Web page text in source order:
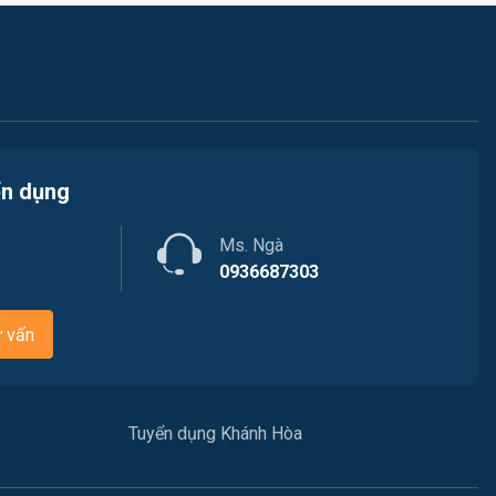
Nhà hàng / Khách sạn
Nông - Lâm - Thủy Sản
Việc làm Phường Cam Linh
Việc làm Xã Nam Cam Ranh
Việc làm Xã Bắc Ninh Hòa
dụng
Ms. Ngà
0936687303
vấn
Tuyển dụng Khánh Hòa